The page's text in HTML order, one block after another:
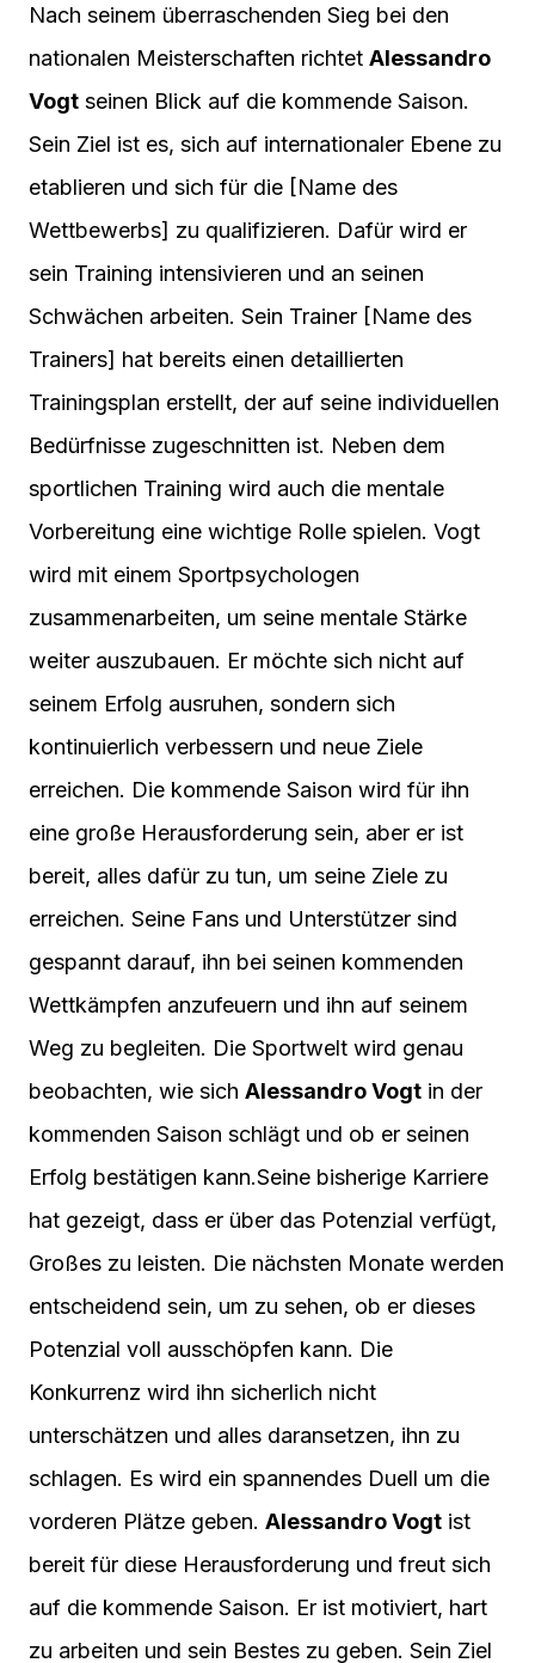
Nach seinem überraschenden Sieg bei den
nationalen Meisterschaften richtet Alessandro
Vogt seinen Blick auf die kommende Saison.
Sein Ziel ist es, sich auf internationaler Ebene zu
etablieren und sich für die [Name des
Wettbewerbs] zu qualifizieren. Dafür wird er
sein Training intensivieren und an seinen
Schwächen arbeiten. Sein Trainer [Name des
Trainers] hat bereits einen detaillierten
Trainingsplan erstellt, der auf seine individuellen
Bedürfnisse zugeschnitten ist. Neben dem
sportlichen Training wird auch die mentale
Vorbereitung eine wichtige Rolle spielen. Vogt
wird mit einem Sportpsychologen
zusammenarbeiten, um seine mentale Stärke
weiter auszubauen. Er möchte sich nicht auf
seinem Erfolg ausruhen, sondern sich
kontinuierlich verbessern und neue Ziele
erreichen. Die kommende Saison wird für ihn
eine große Herausforderung sein, aber er ist
bereit, alles dafür zu tun, um seine Ziele zu
erreichen. Seine Fans und Unterstützer sind
gespannt darauf, ihn bei seinen kommenden
Wettkämpfen anzufeuern und ihn auf seinem
Weg zu begleiten. Die Sportwelt wird genau
beobachten, wie sich Alessandro Vogt in der
kommenden Saison schlägt und ob er seinen
Erfolg bestätigen kann.Seine bisherige Karriere
hat gezeigt, dass er über das Potenzial verfügt,
Großes zu leisten. Die nächsten Monate werden
entscheidend sein, um zu sehen, ob er dieses
Potenzial voll ausschöpfen kann. Die
Konkurrenz wird ihn sicherlich nicht
unterschätzen und alles daransetzen, ihn zu
schlagen. Es wird ein spannendes Duell um die
vorderen Plätze geben. Alessandro Vogt ist
bereit für diese Herausforderung und freut sich
auf die kommende Saison. Er ist motiviert, hart
zu arbeiten und sein Bestes zu geben. Sein Ziel